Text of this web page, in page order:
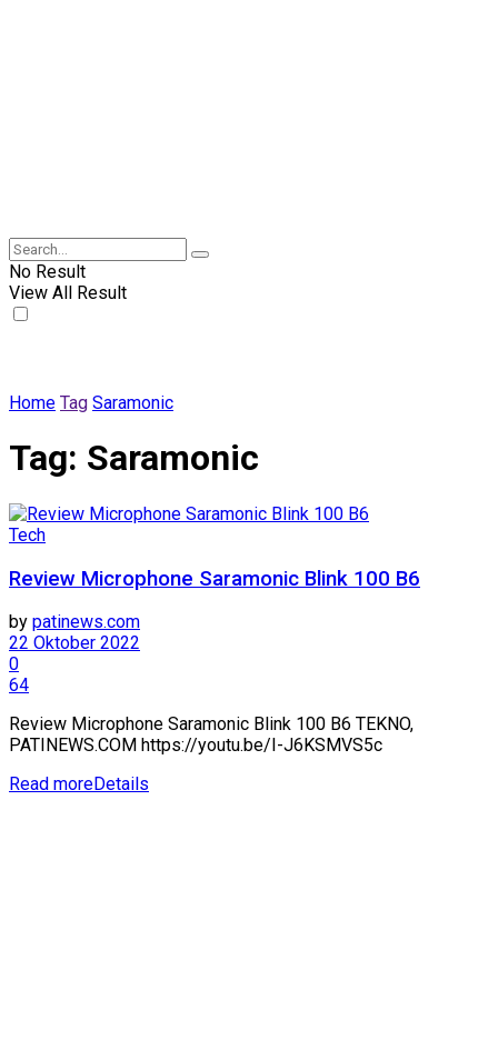
No Result
View All Result
Home Tag Saramonic
Tag: Saramonic
Tech
Review Microphone Saramonic Blink 100 B6
by patinews.com
22 Oktober 2022
0
64
Review Microphone Saramonic Blink 100 B6 TEKNO,
PATINEWS.COM https://youtu.be/I-J6KSMVS5c
Read moreDetails